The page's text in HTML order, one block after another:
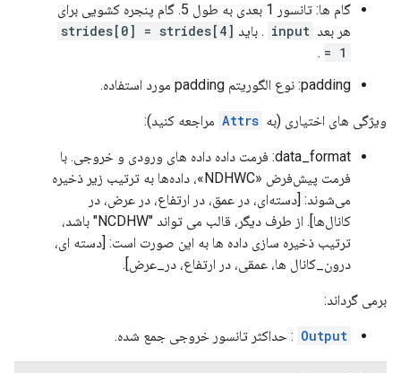
گام ها: تانسور 1 بعدی به طول 5. گام پنجره کشویی برای
هر بعد input . باید strides[0] = strides[4]
= 1
.
padding: نوع الگوریتم padding مورد استفاده.
ویژگی های اختیاری (به Attrs مراجعه کنید):
data_format: فرمت داده داده های ورودی و خروجی. با
فرمت پیش‌فرض «NDHWC»، داده‌ها به ترتیب زیر ذخیره
می‌شوند: [دسته‌ای، در عمق، در ارتفاع، در عرض، در
کانال‌ها]. از طرف دیگر، قالب می تواند "NCDHW" باشد،
ترتیب ذخیره سازی داده ها به این صورت است: [دسته ای،
درون_کانال ها، عمقی، در ارتفاع، در_عرض].
برمی گرداند:
Output : حداکثر تانسور خروجی جمع شده.